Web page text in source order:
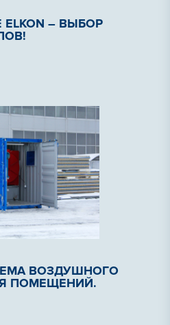
– ВЫБОР
ВОЗДУШНОГО
ПОМЕЩЕНИЙ.